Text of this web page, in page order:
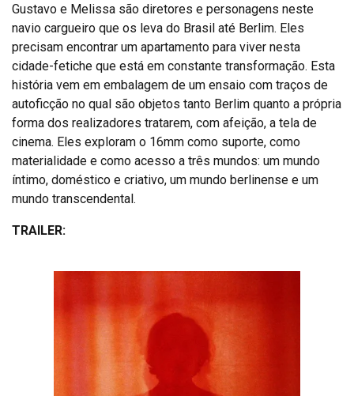
Gustavo e Melissa são diretores e personagens neste
navio cargueiro que os leva do Brasil até Berlim. Eles
precisam encontrar um apartamento para viver nesta
cidade-fetiche que está em constante transformação. Esta
história vem em embalagem de um ensaio com traços de
autoficção no qual são objetos tanto Berlim quanto a própria
forma dos realizadores tratarem, com afeição, a tela de
cinema. Eles exploram o 16mm como suporte, como
materialidade e como acesso a três mundos: um mundo
íntimo, doméstico e criativo, um mundo berlinense e um
mundo transcendental.
TRAILER: